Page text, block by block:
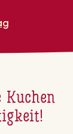
Kuchen